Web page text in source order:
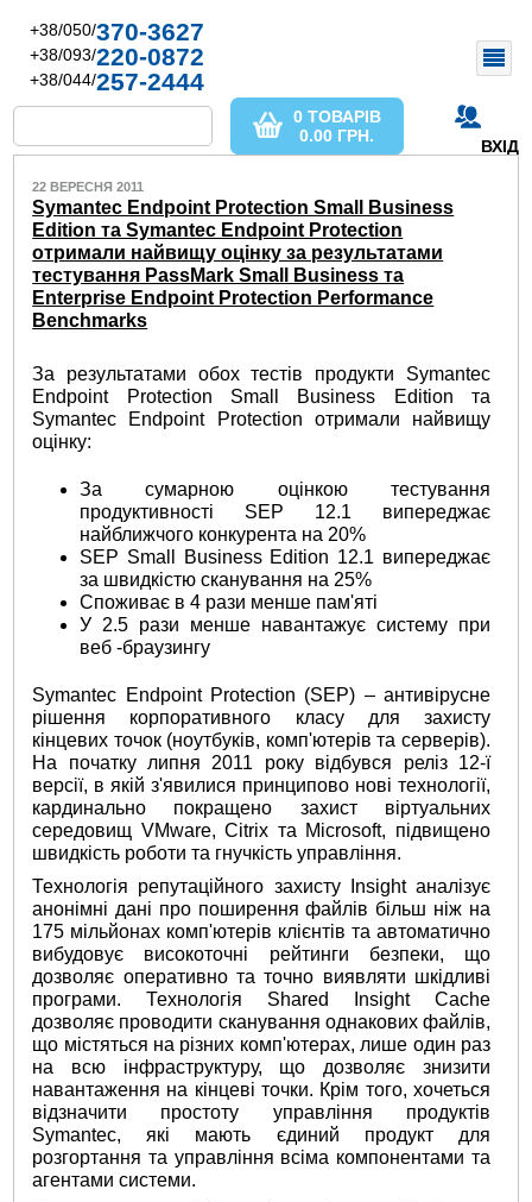
+38/050/370-3627
+38/093/220-0872
+38/044/257-2444
ВХІД
0 ТОВАРІВ
0.00 ГРН.
22 ВЕРЕСНЯ 2011
Symantec Endpoint Protection Small Business
Edition та Symantec Endpoint Protection
отримали найвищу оцінку за результатами
тестування PassMark Small Business та
Enterprise Endpoint Protection Performance
Benchmarks
За результатами обох тестів продукти Symantec
Endpoint Protection Small Business Edition та
Symantec Endpoint Protection отримали найвищу
оцінку:
За сумарною оцінкою тестування
продуктивності SEP 12.1 випереджає
найближчого конкурента на 20%
SEP Small Business Edition 12.1 випереджає
за швидкістю сканування на 25%
Споживає в 4 рази менше пам'яті
У 2.5 рази менше навантажує систему при
веб -браузингу
Symantec Endpoint Protection (SEP) – антивірусне
рішення корпоративного класу для захисту
кінцевих точок (ноутбуків, комп'ютерів та серверів).
На початку липня 2011 року відбувся реліз 12-ї
версії, в якій з'явилися принципово нові технології,
кардинально покращено захист віртуальних
середовищ VMware, Citrix та Microsoft, підвищено
швидкість роботи та гнучкість управління.
Технологія репутаційного захисту Insight аналізує
анонімні дані про поширення файлів більш ніж на
175 мільйонах комп'ютерів клієнтів та автоматично
вибудовує високоточні рейтинги безпеки, що
дозволяє оперативно та точно виявляти шкідливі
програми. Технологія Shared Insight Cache
дозволяє проводити сканування однакових файлів,
що містяться на різних комп'ютерах, лише один раз
на всю інфраструктуру, що дозволяє знизити
навантаження на кінцеві точки. Крім того, хочеться
відзначити простоту управління продуктів
Symantec, які мають єдиний продукт для
розгортання та управління всіма компонентами та
агентами системи.